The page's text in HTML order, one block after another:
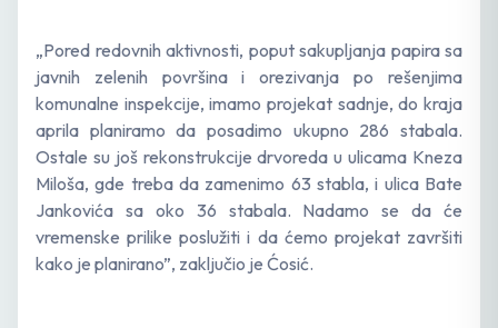
„Pored redovnih aktivnosti, poput sakupljanja papira sa
javnih zelenih površina i orezivanja po rešenjima
komunalne inspekcije, imamo projekat sadnje, do kraja
aprila planiramo da posadimo ukupno 286 stabala.
Ostale su još rekonstrukcije drvoreda u ulicama Kneza
Miloša, gde treba da zamenimo 63 stabla, i ulica Bate
Jankovića sa oko 36 stabala. Nadamo se da će
vremenske prilike poslužiti i da ćemo projekat završiti
kako je planirano”, zaključio je Ćosić.